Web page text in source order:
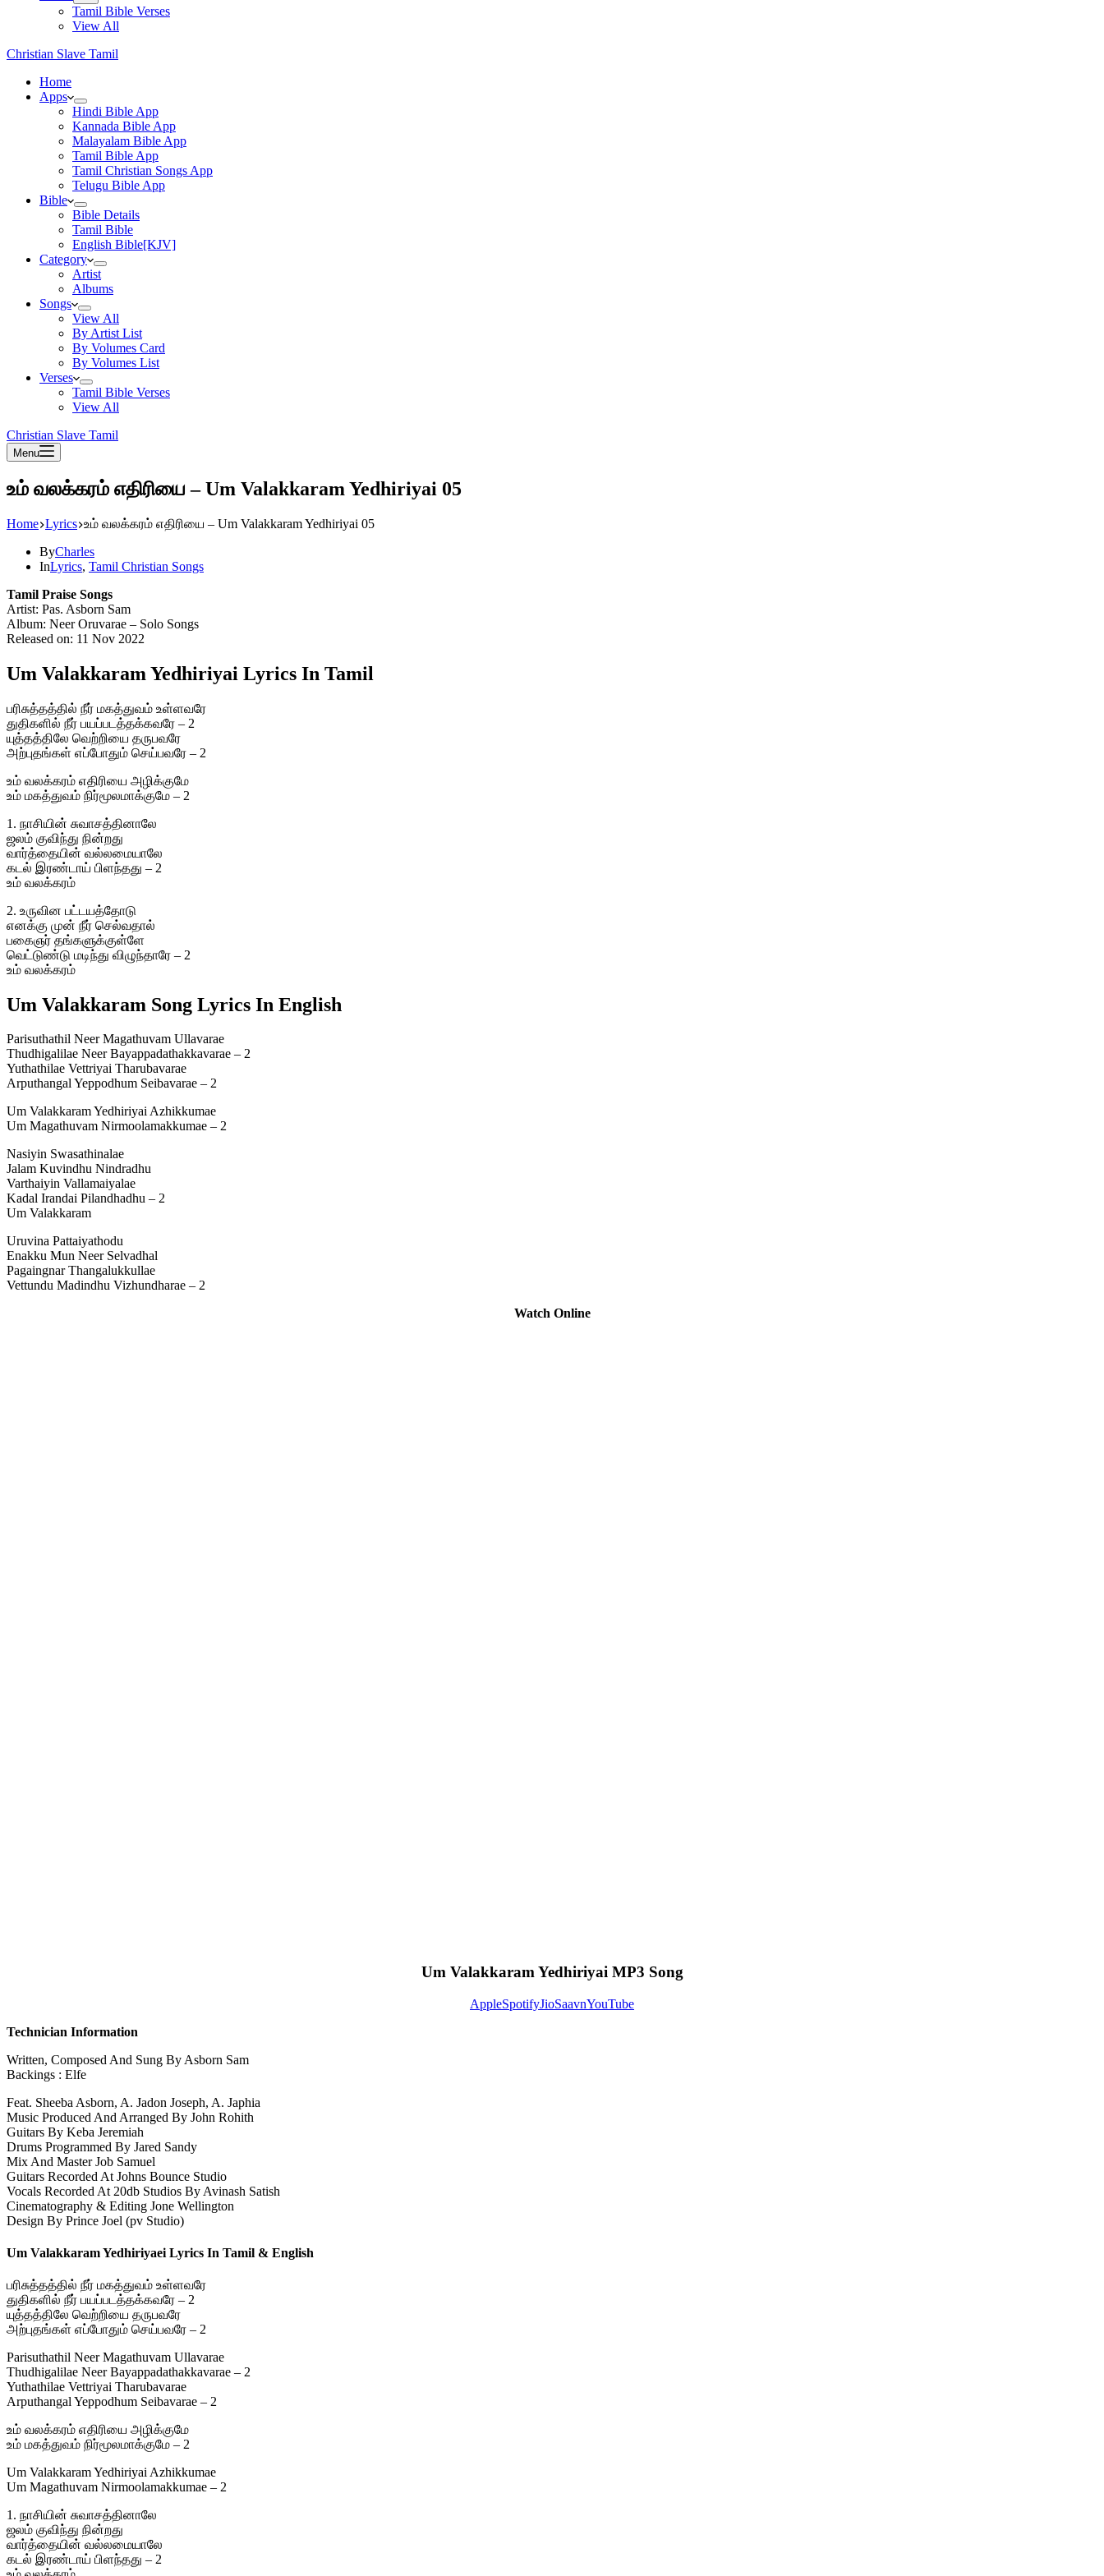
Tamil Bible Verses
View All
Christian Slave Tamil
Home
Apps
Hindi Bible App
Kannada Bible App
Malayalam Bible App
Tamil Bible App
Tamil Christian Songs App
Telugu Bible App
Bible
Bible Details
Tamil Bible
English Bible[KJV]
Category
Artist
Albums
Songs
View All
By Artist List
By Volumes Card
By Volumes List
Verses
Tamil Bible Verses
View All
Christian Slave Tamil
Menu
உம் வலக்கரம் எதிரியை – Um Valakkaram Yedhiriyai 05
Home Lyrics உம் வலக்கரம் எதிரியை – Um Valakkaram Yedhiriyai 05
ByCharles
InLyrics, Tamil Christian Songs
Tamil Praise Songs
Artist: Pas. Asborn Sam
Album: Neer Oruvarae – Solo Songs
Released on: 11 Nov 2022
Um Valakkaram Yedhiriyai Lyrics In Tamil
பரிசுத்தத்தில் நீர் மகத்துவம் உள்ளவரே
துதிகளில் நீர் பயப்படத்தக்கவரே – 2
யுத்தத்திலே வெற்றியை தருபவரே
அற்புதங்கள் எப்போதும் செய்பவரே – 2
உம் வலக்கரம் எதிரியை அழிக்குமே
உம் மகத்துவம் நிர்மூலமாக்குமே – 2
1. நாசியின் சுவாசத்தினாலே
ஜலம் குவிந்து நின்றது
வார்த்தையின் வல்லமையாலே
கடல் இரண்டாய் பிளந்தது – 2
உம் வலக்கரம்
2. உருவின பட்டயத்தோடு
எனக்கு முன் நீர் செல்வதால்
பகைஞர் தங்களுக்குள்ளே
வெட்டுண்டு மடிந்து விழுந்தாரே – 2
உம் வலக்கரம்
Um Valakkaram Song Lyrics In English
Parisuthathil Neer Magathuvam Ullavarae
Thudhigalilae Neer Bayappadathakkavarae – 2
Yuthathilae Vettriyai Tharubavarae
Arputhangal Yeppodhum Seibavarae – 2
Um Valakkaram Yedhiriyai Azhikkumae
Um Magathuvam Nirmoolamakkumae – 2
Nasiyin Swasathinalae
Jalam Kuvindhu Nindradhu
Varthaiyin Vallamaiyalae
Kadal Irandai Pilandhadhu – 2
Um Valakkaram
Uruvina Pattaiyathodu
Enakku Mun Neer Selvadhal
Pagaingnar Thangalukkullae
Vettundu Madindhu Vizhundharae – 2
Watch Online
Um Valakkaram Yedhiriyai MP3 Song
AppleSpotifyJioSaavnYouTube
Technician Information
Written, Composed And Sung By Asborn Sam
Backings : Elfe
Feat. Sheeba Asborn, A. Jadon Joseph, A. Japhia
Music Produced And Arranged By John Rohith
Guitars By Keba Jeremiah
Drums Programmed By Jared Sandy
Mix And Master Job Samuel
Guitars Recorded At Johns Bounce Studio
Vocals Recorded At 20db Studios By Avinash Satish
Cinematography & Editing Jone Wellington
Design By Prince Joel (pv Studio)
Um Valakkaram Yedhiriyaei Lyrics In Tamil & English
பரிசுத்தத்தில் நீர் மகத்துவம் உள்ளவரே
துதிகளில் நீர் பயப்படத்தக்கவரே – 2
யுத்தத்திலே வெற்றியை தருபவரே
அற்புதங்கள் எப்போதும் செய்பவரே – 2
Parisuthathil Neer Magathuvam Ullavarae
Thudhigalilae Neer Bayappadathakkavarae – 2
Yuthathilae Vettriyai Tharubavarae
Arputhangal Yeppodhum Seibavarae – 2
உம் வலக்கரம் எதிரியை அழிக்குமே
உம் மகத்துவம் நிர்மூலமாக்குமே – 2
Um Valakkaram Yedhiriyai Azhikkumae
Um Magathuvam Nirmoolamakkumae – 2
1. நாசியின் சுவாசத்தினாலே
ஜலம் குவிந்து நின்றது
வார்த்தையின் வல்லமையாலே
கடல் இரண்டாய் பிளந்தது – 2